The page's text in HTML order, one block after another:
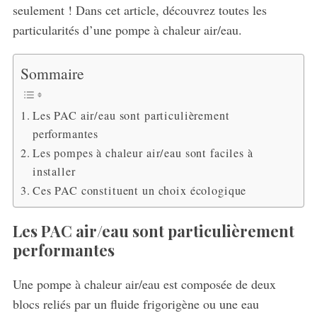
seulement ! Dans cet article, découvrez toutes les
particularités d’une pompe à chaleur air/eau.
Sommaire
Les PAC air/eau sont particulièrement
performantes
Les pompes à chaleur air/eau sont faciles à
installer
Ces PAC constituent un choix écologique
Les PAC air/eau sont particulièrement
performantes
Une pompe à chaleur air/eau est composée de deux
blocs reliés par un fluide frigorigène ou une eau